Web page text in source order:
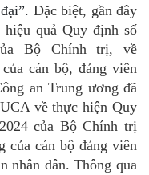
Đặc biệt, gần đây
quả Quy định số
Bộ Chính trị, về
cán bộ, đảng viên
an Trung ương đã
về thực hiện Quy
của Bộ Chính trị
của cán bộ đảng viên
nhân dân. Thông qua